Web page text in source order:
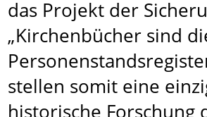
das Projekt der
„Kirchenbücher sind
stellen somit eine
historische Forschung